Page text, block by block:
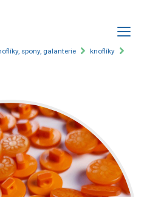
spony, galanterie
knoflíky